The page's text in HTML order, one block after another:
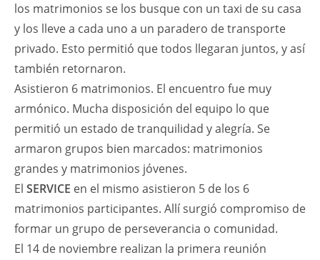
los matrimonios se los busque con un taxi de su casa
y los lleve a cada uno a un paradero de transporte
privado. Esto permitió que todos llegaran juntos, y así
también retornaron.
Asistieron 6 matrimonios. El encuentro fue muy
armónico. Mucha disposición del equipo lo que
permitió un estado de tranquilidad y alegría. Se
armaron grupos bien marcados: matrimonios
grandes y matrimonios jóvenes.
El SERVICE en el mismo asistieron 5 de los 6
matrimonios participantes. Allí surgió compromiso de
formar un grupo de perseverancia o comunidad.
El 14 de noviembre realizan la primera reunión